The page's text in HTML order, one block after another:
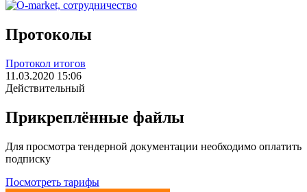
Протоколы
Протокол итогов
11.03.2020 15:06
Действительный
Прикреплённые файлы
Для просмотра тендерной документации необходимо оплатить
подписку
Посмотреть тарифы